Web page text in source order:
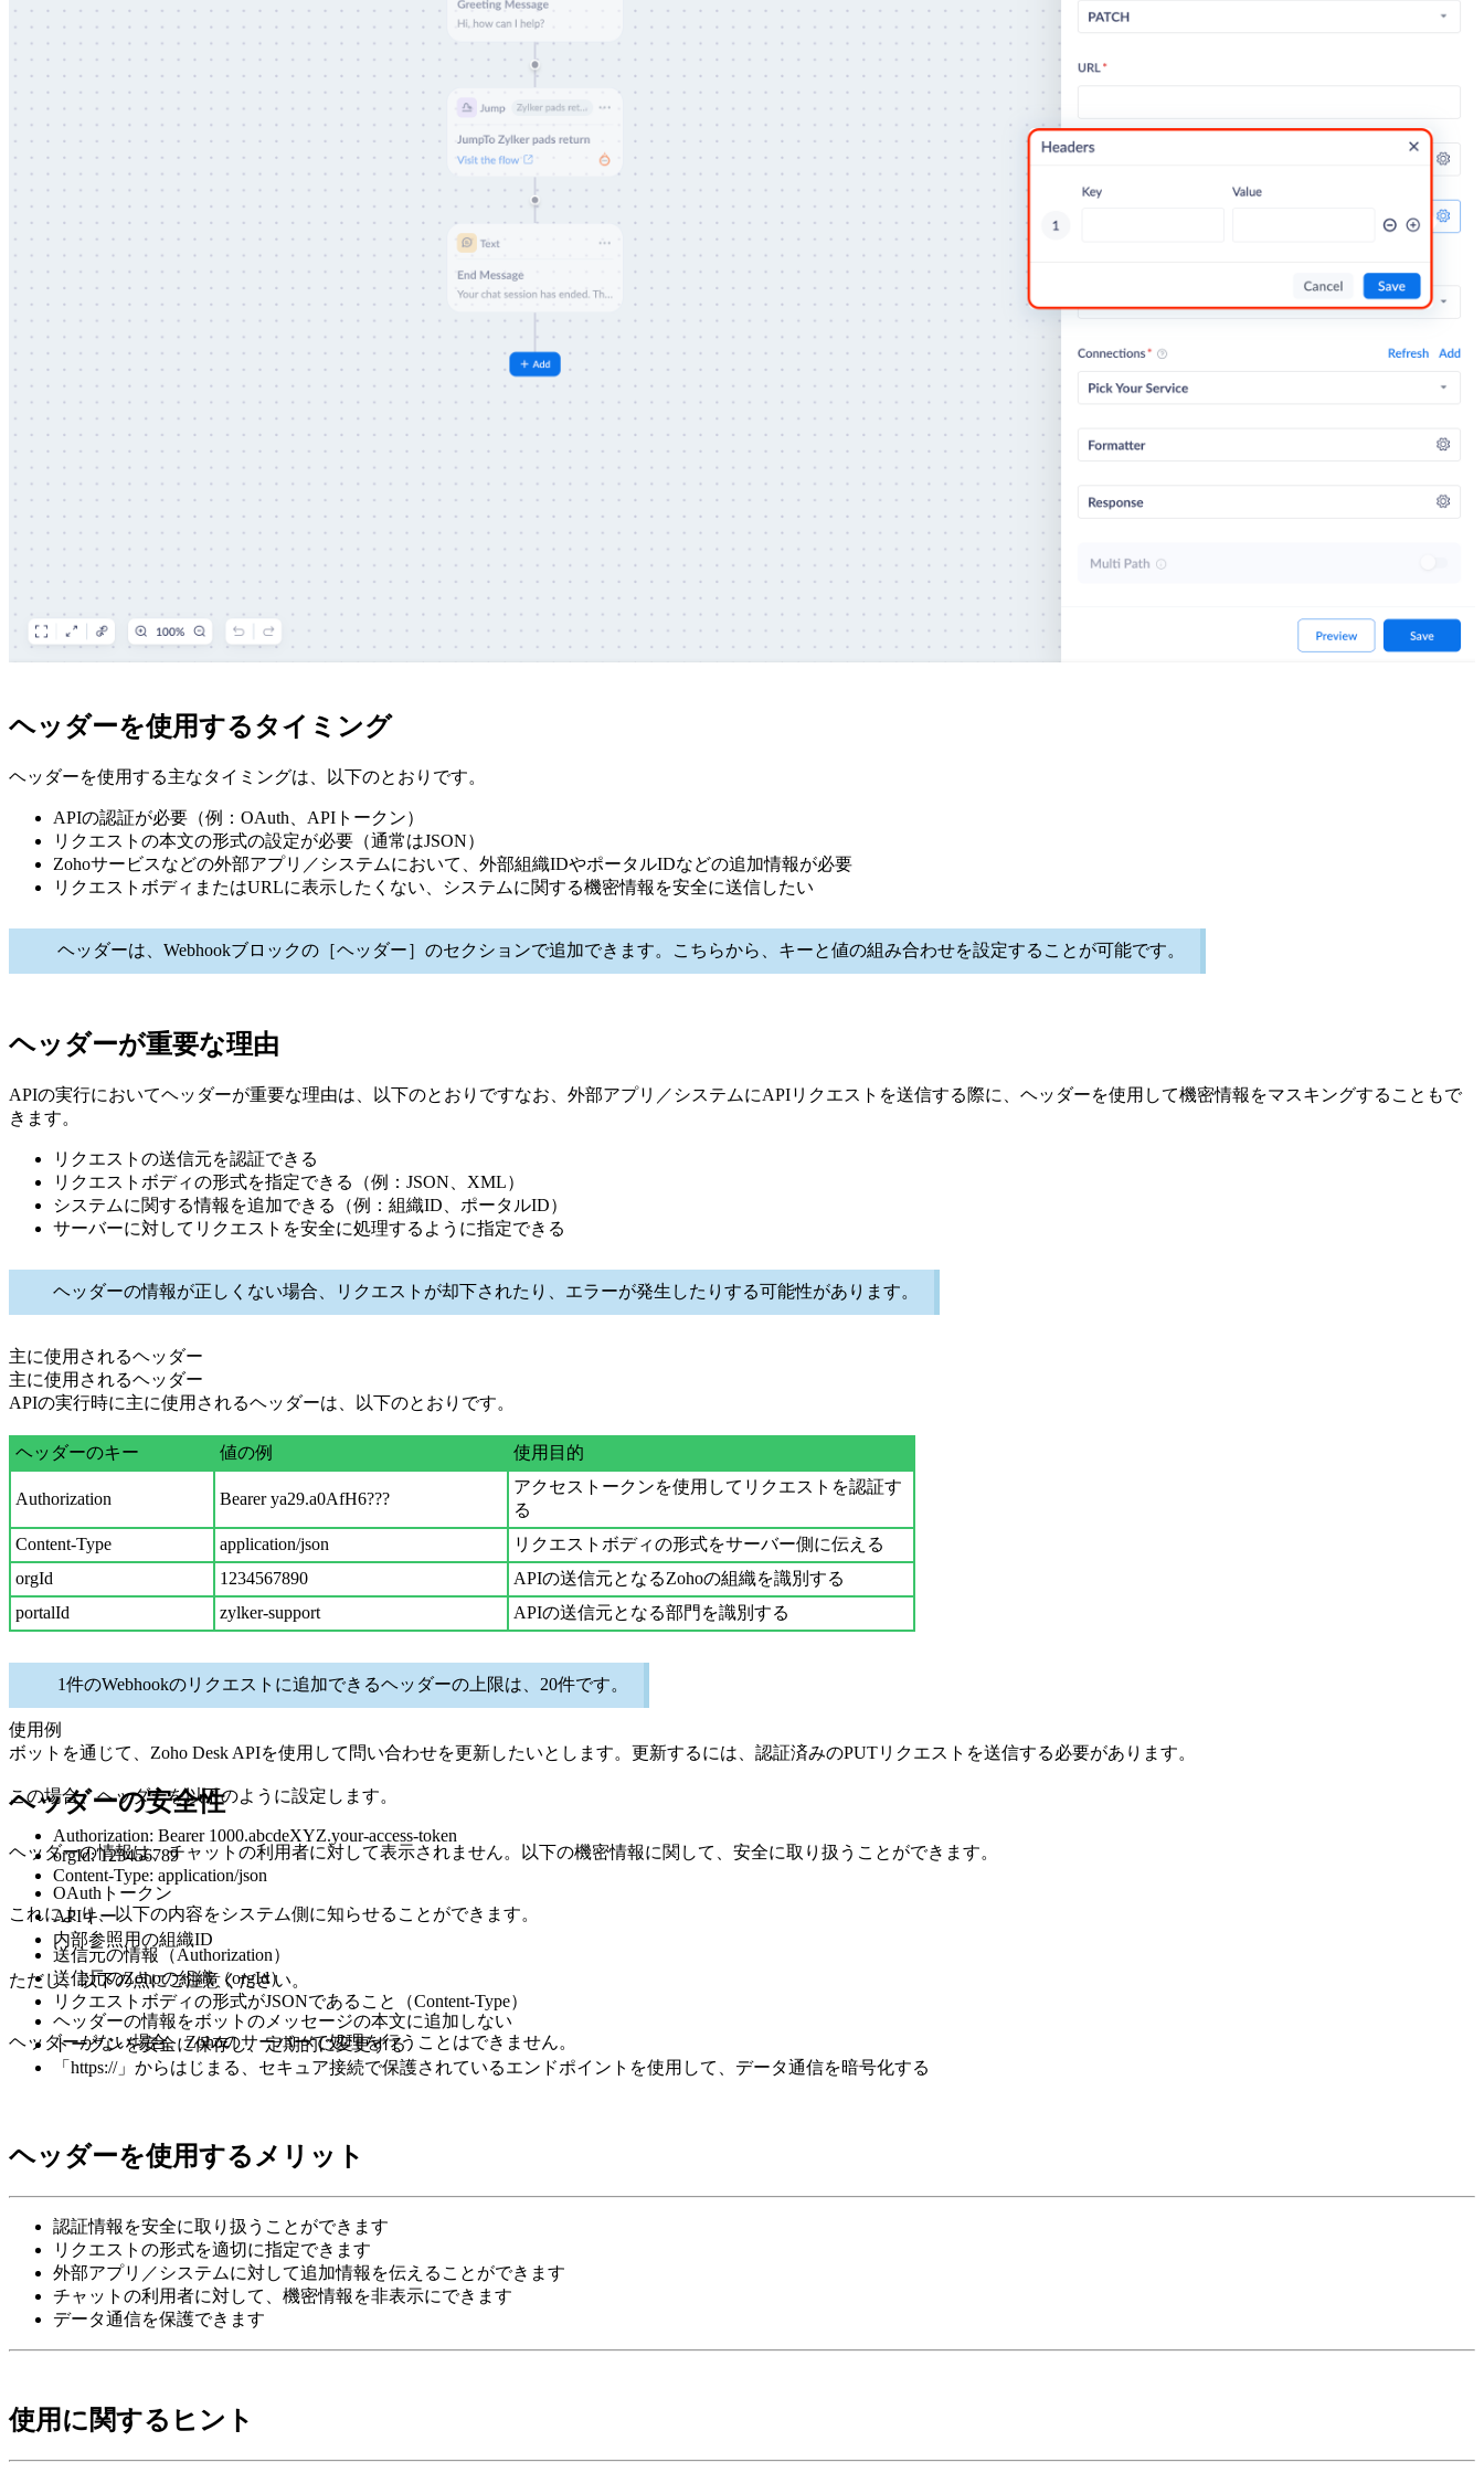
ヘッダーを使用するタイミング
ヘッダーを使用する主なタイミングは、以下のとおりです。
APIの認証が必要（例：OAuth、APIトークン）
リクエストの本文の形式の設定が必要（通常はJSON）
Zohoサービスなどの外部アプリ／システムにおいて、外部組織IDやポータルIDなどの追加情報が必要
リクエストボディまたはURLに表示したくない、システムに関する機密情報を安全に送信したい
ヘッダーは、Webhookブロックの［ヘッダー］のセクションで追加できます。こちらから、キーと値の組み合わせを設定することが可能です。
ヘッダーが重要な理由
APIの実行においてヘッダーが重要な理由は、以下のとおりですなお、外部アプリ／システムにAPIリクエストを送信する際に、ヘッダーを使用して機密情報をマスキングすることもで
きます。
リクエストの送信元を認証できる
リクエストボディの形式を指定できる（例：JSON、XML）
システムに関する情報を追加できる（例：組織ID、ポータルID）
サーバーに対してリクエストを安全に処理するように指定できる
ヘッダーの情報が正しくない場合、リクエストが却下されたり、エラーが発生したりする可能性があります。
主に使用されるヘッダー
主に使用されるヘッダー
APIの実行時に主に使用されるヘッダーは、以下のとおりです。
ヘッダーのキー 値の例 使用目的
Authorization Bearer ya29.a0AfH6???
アクセストークンを使用してリクエストを認証す
る
Content-Type
application/json
リクエストボディの形式をサーバー側に伝える
orgId
1234567890
APIの送信元となるZohoの組織を識別する
portalId
zylker-support APIの送信元となる部門を識別する
1件のWebhookのリクエストに追加できるヘッダーの上限は、20件です。
使用例
ボットを通じて、Zoho Desk APIを使用して問い合わせを更新したいとします。更新するには、認証済みのPUTリクエストを送信する必要があります。
この場合、ヘッダーを以下のように設定します。
Authorization: Bearer 1000.abcdeXYZ.your-access-token
orgId: 123456789
Content-Type: application/json
これにより、以下の内容をシステム側に知らせることができます。
送信元の情報（Authorization）
送信元のZohoの組織（orgId）
リクエストボディの形式がJSONであること（Content-Type）
ヘッダーがない場合、Zohoのサーバーで処理を行うことはできません。
ヘッダーの安全性
ヘッダーの情報は、チャットの利用者に対して表示されません。以下の機密情報に関して、安全に取り扱うことができます。
OAuthトークン
APIキー
内部参照用の組織ID
ただし、以下の点にご注意ください。
ヘッダーの情報をボットのメッセージの本文に追加しない
トークンを安全に保存し、定期的に変更する
「 https://」からはじまる、セキュア接続で保護されているエンドポイントを使用して、データ通信を暗号化する
ヘッダーを使用するメリット
認証情報を安全に取り扱うことができます
リクエストの形式を適切に指定できます
外部アプリ／システムに対して追加情報を伝えることができます
チャットの利用者に対して、機密情報を非表示にできます
データ通信を保護できます
使用に関するヒント